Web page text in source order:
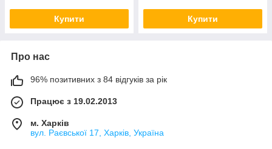
Купити Купити
Про нас
96% позитивних з 84 відгуків за рік
Працює з 19.02.2013
м. Харків
вул. Раєвської 17, Харків, Україна